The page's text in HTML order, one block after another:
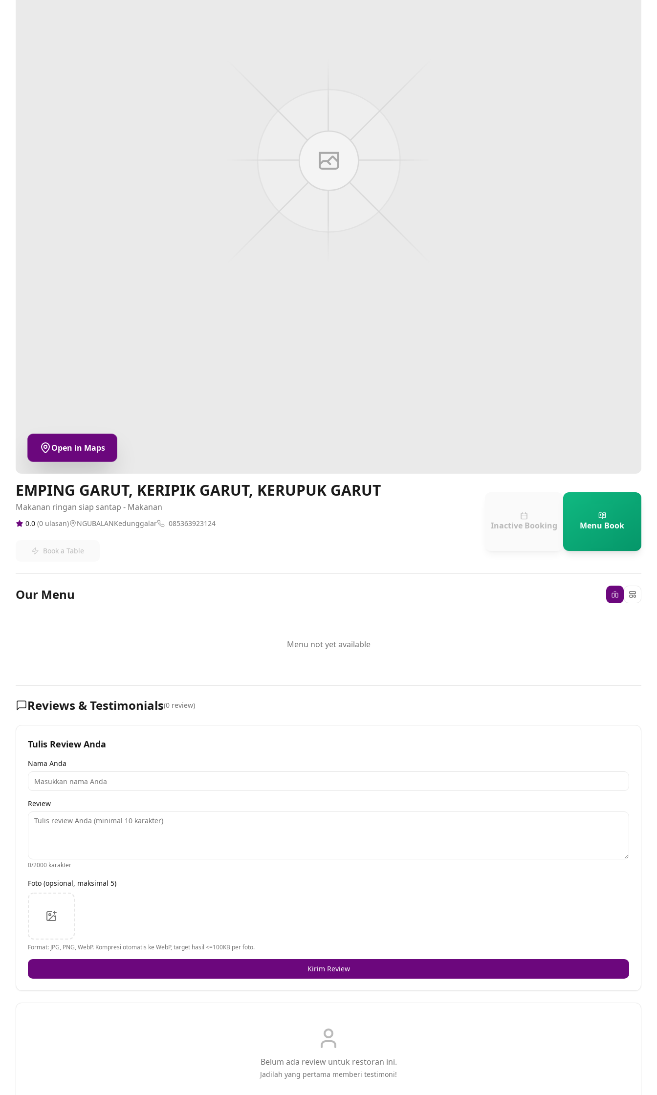
Open in Maps
EMPING GARUT, KERIPIK GARUT, KERUPUK GARUT
Makanan ringan siap santap - Makanan
0.0 (0 ulasan) NGUBALANKedunggalar 085363923124
Book a Table
Inactive Booking Menu Book
Our Menu
Menu not yet available
Reviews & Testimonials(0 review)
Tulis Review Anda
Nama Anda
Review
0/2000 karakter
Foto (opsional, maksimal 5)
Format: JPG, PNG, WebP. Kompresi otomatis ke WebP, target hasil <=100KB per foto.
Kirim Review
Belum ada review untuk restoran ini.
Jadilah yang pertama memberi testimoni!